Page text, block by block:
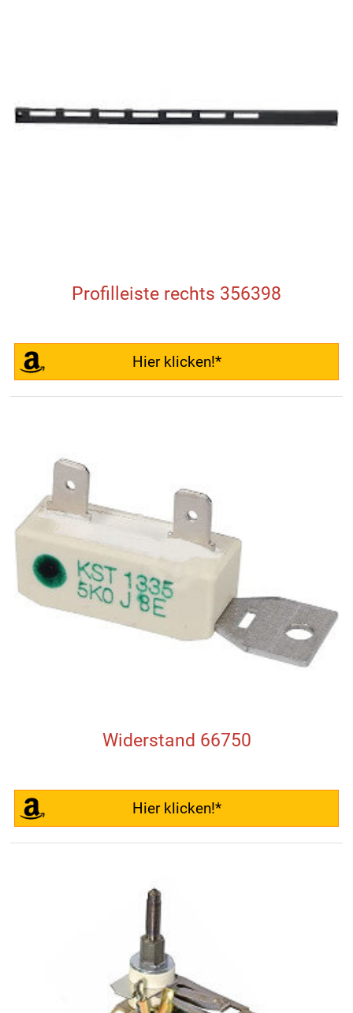
Profilleiste rechts 356398
Hier klicken!*
Widerstand 66750
Hier klicken!*